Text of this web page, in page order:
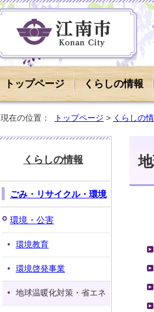
トップページ くらしの情報
現在の位置： トップページ > くらしの
くらしの情報
ごみ・リサイクル・環境
環境・公害
環境教育
環境啓発事業
地球温暖化対策・省エネ